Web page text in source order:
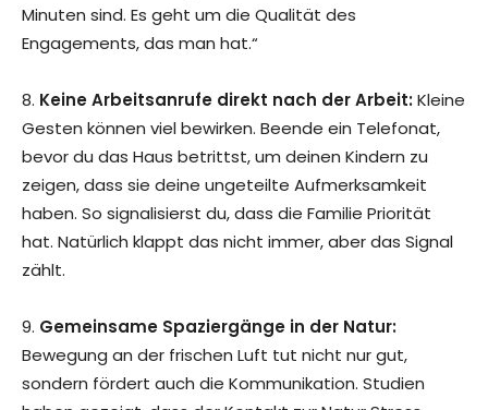
Minuten sind. Es geht um die Qualität des
Engagements, das man hat.“
8. Keine Arbeitsanrufe direkt nach der Arbeit:Kleine
Gesten können viel bewirken. Beende ein Telefonat,
bevor du das Haus betrittst, um deinen Kindern zu
zeigen, dass sie deine ungeteilte Aufmerksamkeit
haben. So signalisierst du, dass die Familie Priorität
hat. Natürlich klappt das nicht immer, aber das Signal
zählt.
9. Gemeinsame Spaziergänge in der Natur:
Bewegung an der frischen Luft tut nicht nur gut,
sondern fördert auch die Kommunikation. Studien